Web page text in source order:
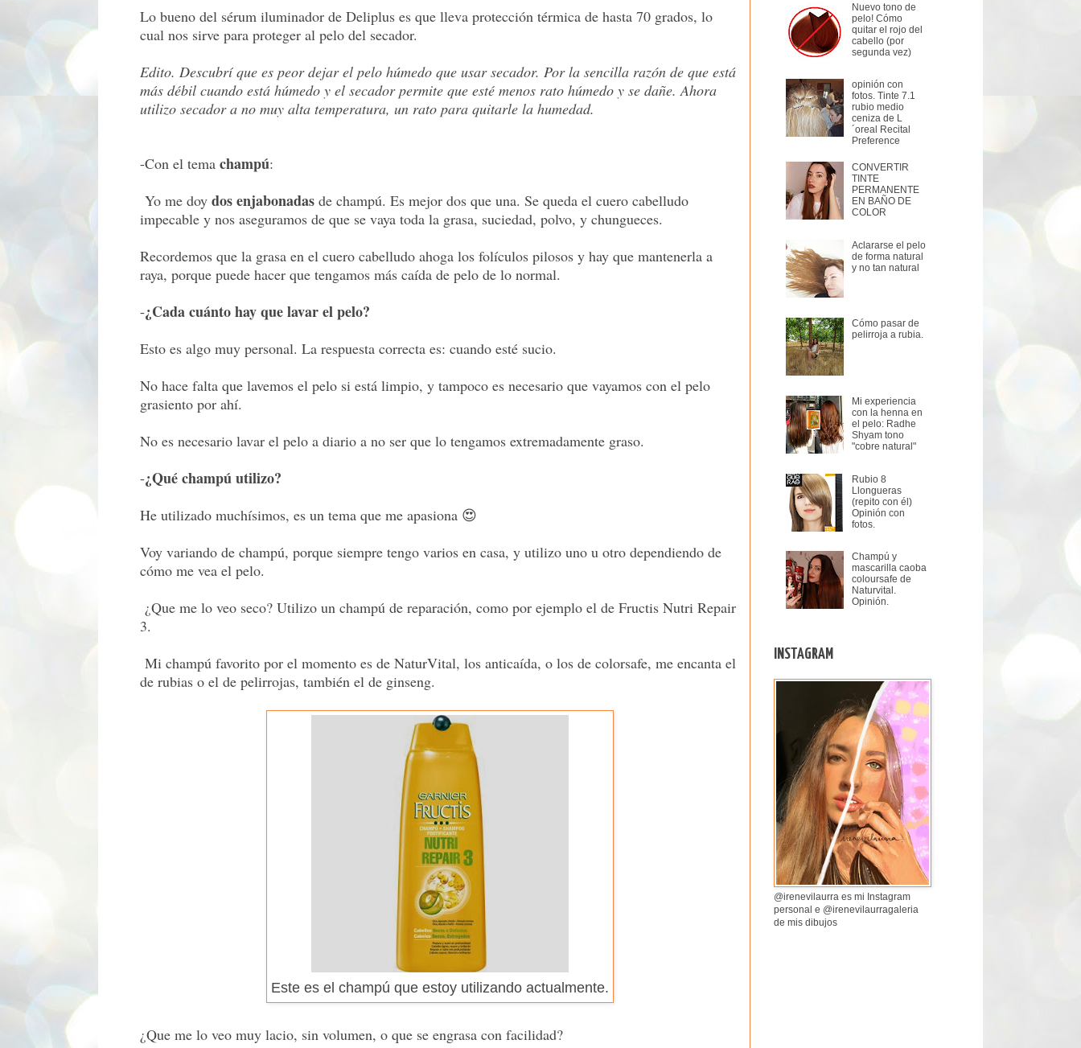
Lo bueno del sérum iluminador de Deliplus es que lleva protección térmica de hasta 70 grados, lo
cual nos sirve para proteger al pelo del secador.
Edito. Descubrí que es peor dejar el pelo húmedo que usar secador. Por la sencilla razón de que está
más débil cuando está húmedo y el secador permite que esté menos rato húmedo y se dañe. Ahora
utilizo secador a no muy alta temperatura, un rato para quitarle la humedad.
-Con el tema champú:
Yo me doy dos enjabonadas de champú. Es mejor dos que una. Se queda el cuero cabelludo
impecable y nos aseguramos de que se vaya toda la grasa, suciedad, polvo, y chungueces.
Recordemos que la grasa en el cuero cabelludo ahoga los folículos pilosos y hay que mantenerla a
raya, porque puede hacer que tengamos más caída de pelo de lo normal.
-¿Cada cuánto hay que lavar el pelo?
Esto es algo muy personal. La respuesta correcta es: cuando esté sucio.
No hace falta que lavemos el pelo si está limpio, y tampoco es necesario que vayamos con el pelo
grasiento por ahí.
No es necesario lavar el pelo a diario a no ser que lo tengamos extremadamente graso.
-¿Qué champú utilizo?
He utilizado muchísimos, es un tema que me apasiona 😍
Voy variando de champú, porque siempre tengo varios en casa, y utilizo uno u otro dependiendo de
cómo me vea el pelo.
¿Que me lo veo seco? Utilizo un champú de reparación, como por ejemplo el de Fructis Nutri Repair
3.
Mi champú favorito por el momento es de NaturVital, los anticaída, o los de colorsafe, me encanta el
de rubias o el de pelirrojas, también el de ginseng.
Este es el champú que estoy utilizando actualmente.
¿Que me lo veo muy lacio, sin volumen, o que se engrasa con facilidad?
Nuevo tono de
pelo! Cómo
quitar el rojo del
cabello (por
segunda vez)‏
opinión con
fotos. Tinte 7.1
rubio medio
ceniza de L
´oreal Recital
Preference
CONVERTIR
TINTE
PERMANENTE
EN BAÑO DE
COLOR
Aclararse el pelo
de forma natural
y no tan natural
Cómo pasar de
pelirroja a rubia.
Mi experiencia
con la henna en
el pelo: Radhe
Shyam tono
"cobre natural"
Rubio 8
Llongueras
(repito con él)
Opinión con
fotos.
Champú y
mascarilla caoba
coloursafe de
Naturvital.
Opinión.
INSTAGRAM
@irenevilaurra es mi Instagram
personal e @irenevilaurragaleria
de mis dibujos